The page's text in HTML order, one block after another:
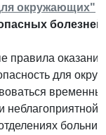
окружающих"
правила
для